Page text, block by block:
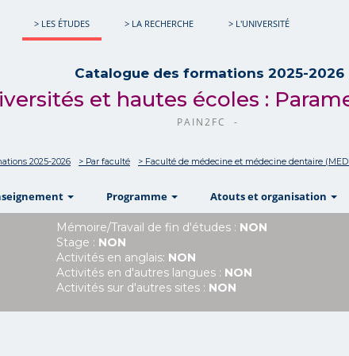
> LES ÉTUDES > LA RECHERCHE > L'UNIVERSITÉ
Catalogue des formations 2025-2026
et hautes écoles :
PAIN2FC -
2025-2026 > Par faculté > Faculté de médecine et médecine dentaire
Programme showAtouts et organisation
Mémoire/Travail de fin d'études : NON
Stage : NON
Activités en anglais: NON
Activités en d'autres langues : NON
Activités sur d'autres sites : NON